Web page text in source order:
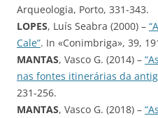
Arqueologia, Porto, 331-343.
LOPES, Luís Seabra (2000) –
Cale”. In «Conimbriga», 39,
MANTAS, Vasco G. (2014) –
nas fontes itinerárias da
231-256.
MANTAS, Vasco G. (2018) –